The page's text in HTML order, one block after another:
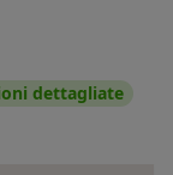
dettagliate